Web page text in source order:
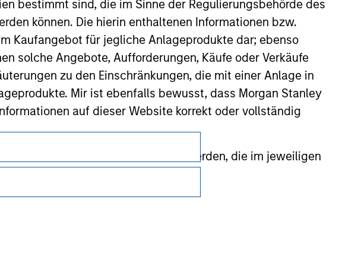
bestimmt sind, die im Sinne der Regulierungsbehörde des
können. Die hierin enthaltenen Informationen bzw.
Kaufangebot für jegliche Anlageprodukte dar; ebenso
solche Angebote, Aufforderungen, Käufe oder Verkäufe
zu den Einschränkungen, die mit einer Anlage in
Mir ist ebenfalls bewusst, dass Morgan Stanley
auf dieser Website korrekt oder vollständig
der Informationen gestellt werden, die im jeweiligen
von Morgan Stanley Investment Management Limited
Datenschutz
Your Privacy Choices